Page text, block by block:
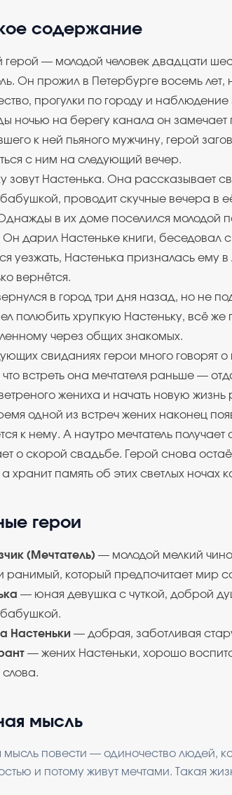
содержание
герой — молодой человек двадцати
Он прожил в Петербурге восемь
прогулки по городу и
ночью на берегу канала он замечает
к ней пьяного мужчину, герой
с ним на следующий вечер.
зовут Настенька. Она рассказывает
проводит скучные вечера в
в их доме поселился молодой
дарил Настеньке книги, беседовал с
уезжать, Настенька призналась ему
вернётся.
в город три дня назад, но не
полюбить хрупкую Настеньку, всё
через общих знакомых.
свиданиях герои много
что встреть она мечтателя раньше —
жениха и начать новую
одной из встреч жених наконец
к нему. А наутро мечтатель
о скорой свадьбе. Герой снова
хранит память об этих светлых ночах
герои
(Мечтатель) — молодой мелкий
ранимый, который предпочитает мир
— юная девушка с чуткой, доброй
Настеньки — добрая, заботливая
— жених Настеньки, хорошо
слова.
мысль
мысль повести — одиночество людей,
и потому живут мечтами. Такая